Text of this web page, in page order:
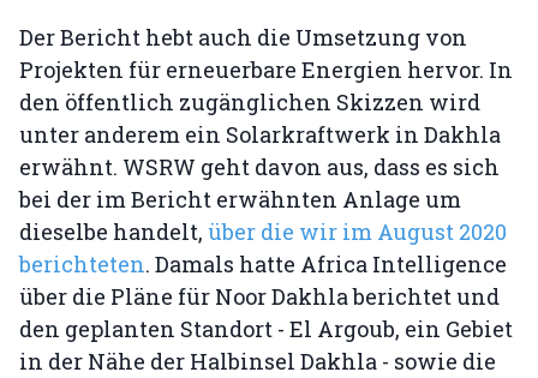
Der Bericht hebt auch die Umsetzung von
Projekten für erneuerbare Energien hervor. In
den öffentlich zugänglichen Skizzen wird
unter anderem ein Solarkraftwerk in Dakhla
erwähnt. WSRW geht davon aus, dass es sich
bei der im Bericht erwähnten Anlage um
dieselbe handelt, über die wir im August 2020
berichteten. Damals hatte Africa Intelligence
über die Pläne für Noor Dakhla berichtet und
den geplanten Standort - El Argoub, ein Gebiet
in der Nähe der Halbinsel Dakhla - sowie die